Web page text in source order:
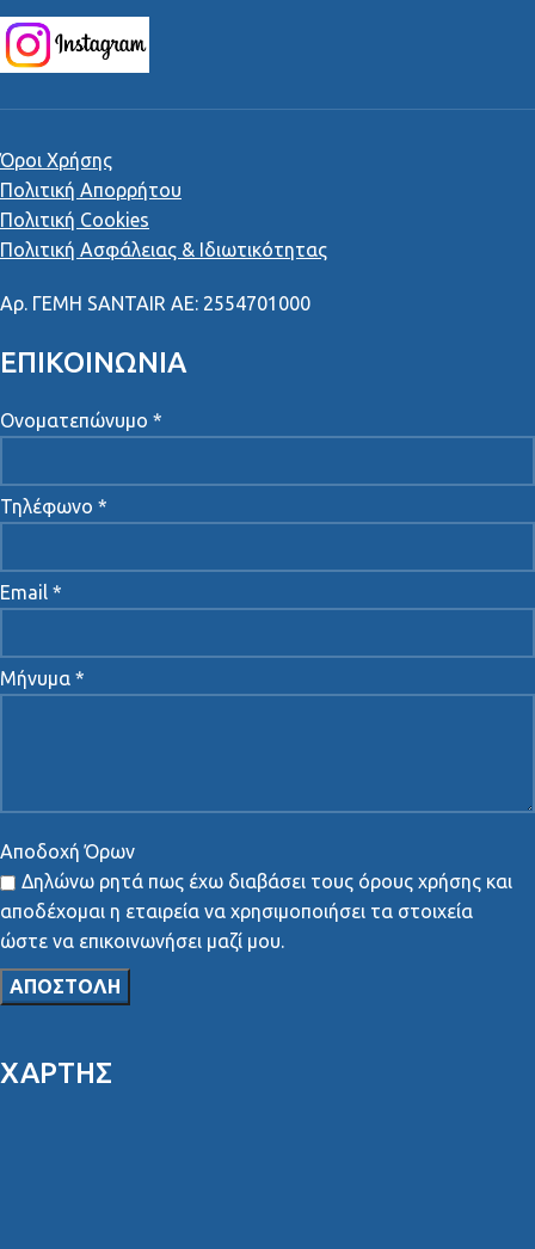
Όροι Χρήσης
Πολιτική Απορρήτου
Πολιτική Cookies
Πολιτική Ασφάλειας & Ιδιωτικότητας
Αρ. ΓΕΜΗ SANTAIR AE: 2554701000
ΕΠΙΚΟΙΝΩΝΙΑ
Ονοματεπώνυμο *
Τηλέφωνο *
Email *
Μήνυμα *
Αποδοχή Όρων
Δηλώνω ρητά πως έχω διαβάσει τους όρους χρήσης και
αποδέχομαι η εταιρεία να χρησιμοποιήσει τα στοιχεία
ώστε να επικοινωνήσει μαζί μου.
ΧΑΡΤΗΣ